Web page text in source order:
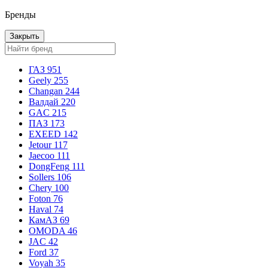
Бренды
Закрыть
ГАЗ 951
Geely 255
Changan 244
Валдай 220
GAC 215
ПАЗ 173
EXEED 142
Jetour 117
Jaecoo 111
DongFeng 111
Sollers 106
Chery 100
Foton 76
Haval 74
КамАЗ 69
OMODA 46
JAC 42
Ford 37
Voyah 35